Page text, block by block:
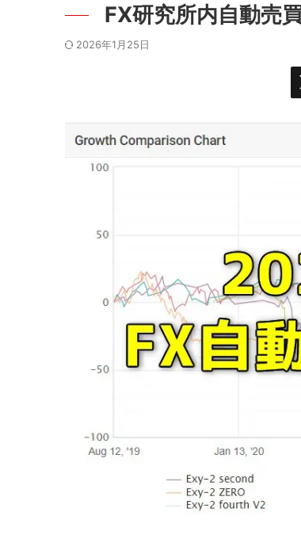
FX研究所内自動売
2026年1月25日